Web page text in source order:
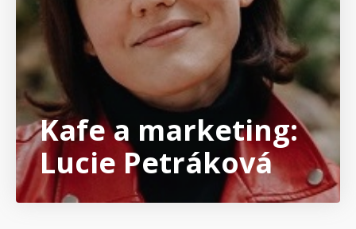
Kafe a marketing:
Lucie Petráková